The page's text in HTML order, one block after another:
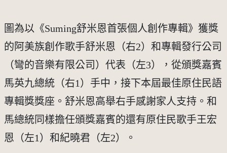
圖為以《Suming舒米恩首張個人創作專輯》獲獎
的阿美族創作歌手舒米恩（右2）和專輯發行公司
（彎的音樂有限公司）代表（左3），從頒獎嘉賓
馬英九總統（右1）手中，接下本屆最佳原住民語
專輯獎獎座。舒米恩高舉右手感謝家人支持。和
馬總統同樣擔任頒獎嘉賓的還有原住民歌手王宏
恩（左1）和紀曉君（左2）。